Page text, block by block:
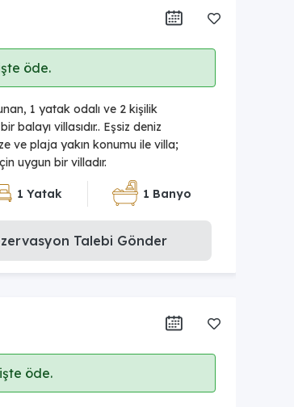
öde.
1 yatak odalı ve 2 kişilik
balayı villasıdır.. Eşsiz deniz
ve plaja yakın konumu ile villa;
uygun bir villadır.
1 Yatak 1 Banyo
Talebi Gönder
öde.